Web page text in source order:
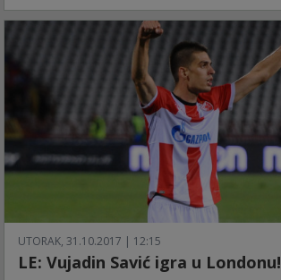
UTORAK, 31.10.2017 | 12:15
LE: Vujadin Savić igra u Londonu!